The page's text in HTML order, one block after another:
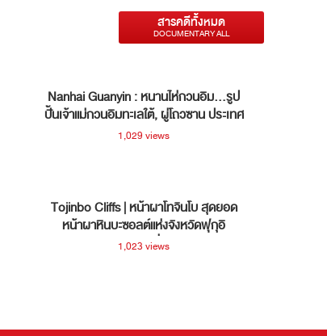
สารคดีทั้งหมด
DOCUMENTARY ALL
Nanhai Guanyin : หนานไห่กวนอิม...รูป
ปั้นเจ้าแม่กวนอิมทะเลใต้, ผู่โถวซาน ประเทศ
จีน
1,029 views
Tojinbo Cliffs | หน้าผาโทจินโบ สุดยอด
หน้าผาหินบะซอลต์แห่งจังหวัดฟุกุอิ
ประเทศญี่ปุ่น
1,023 views